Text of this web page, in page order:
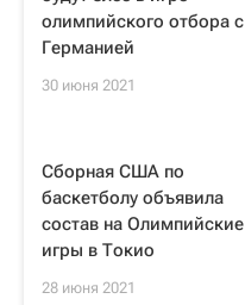
олимпийского отбора с
Германией
30 июня 2021
Сборная США по
баскетболу объявила
состав на Олимпийские
игры в Токио
28 июня 2021